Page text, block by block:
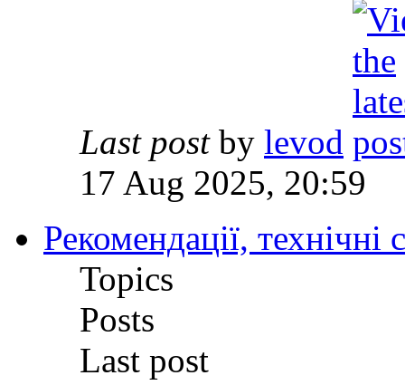
Last postby levod
17 Aug 2025, 20:59
Рекомендації, технічні
Topics
Posts
Last post